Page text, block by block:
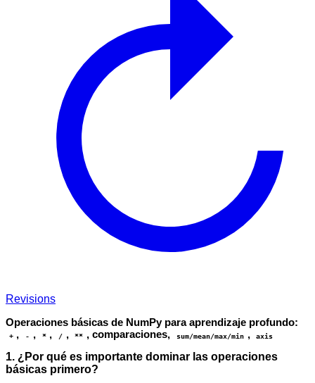
Revisions
Operaciones básicas de NumPy para aprendizaje profundo:
+ , - , * , / , ** , comparaciones, sum/mean/max/min , axis
1. ¿Por qué es importante dominar las operaciones
básicas primero?